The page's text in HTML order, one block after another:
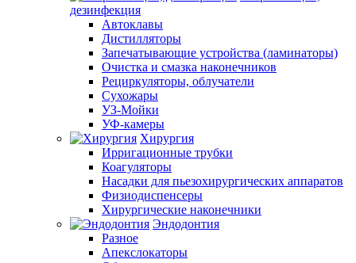
дезинфекция
Автоклавы
Дистилляторы
Запечатывающие устройства (ламинаторы)
Очистка и смазка наконечников
Рециркуляторы, облучатели
Сухожары
УЗ-Мойки
УФ-камеры
Хирургия
Ирригационные трубки
Коагуляторы
Насадки для пьезохирургических аппаратов
Физиодиспенсеры
Хирургические наконечники
Эндодонтия
Разное
Апекслокаторы